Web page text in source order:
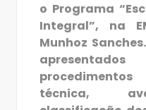
o Programa
Integral”, na
Munhoz
técnica,